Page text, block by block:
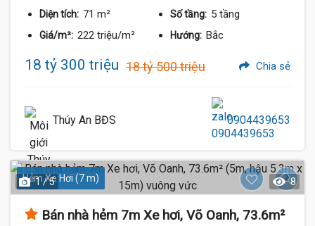
Diện tích: 71 m² Số tầng: 5 tầng
Giá/m²: 222 triệu/m² Hướng: Bắc
18 tỷ 300 triệu 18 tỷ 500 triệu Chia sẻ
Thúy An BĐS 0904439653
Hẻm Xe Hơi (7 m)
1 / 5 8
Bán nhà hẻm 7m Xe hơi, Võ Oanh, 73.6m²